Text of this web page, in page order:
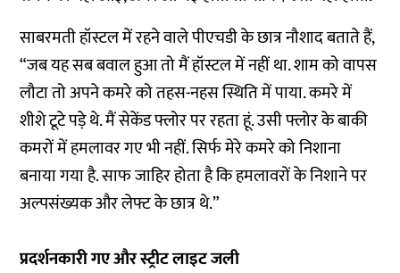
साबरमती हॉस्टल में रहने वाले पीएचडी के छात्र नौशाद बताते हैं,
“जब यह सब बवाल हुआ तो मैं हॉस्टल में नहीं था. शाम को वापस
लौटा तो अपने कमरे को तहस-नहस स्थिति में पाया. कमरे में
शीशे टूटे पड़े थे. मैं सेकेंड फ्लोर पर रहता हूं. उसी फ्लोर के बाकी
कमरों में हमलावर गए भी नहीं. सिर्फ मेरे कमरे को निशाना
बनाया गया है. साफ जाहिर होता है कि हमलावरों के निशाने पर
अल्पसंख्यक और लेफ्ट के छात्र थे.”
प्रदर्शनकारी गए और स्ट्रीट लाइट जली